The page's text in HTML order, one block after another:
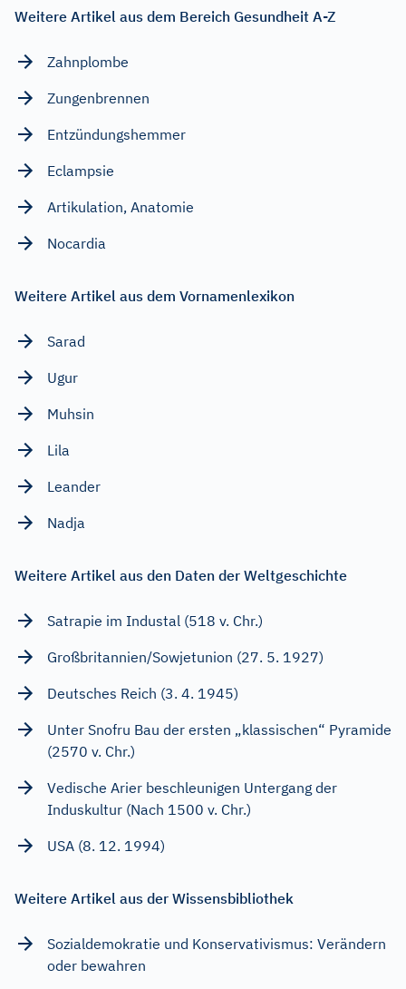
Weitere Artikel aus dem Bereich Gesundheit A-Z
Zahnplombe
Zungenbrennen
Entzündungshemmer
Eclampsie
Artikulation, Anatomie
Nocardia
Weitere Artikel aus dem Vornamenlexikon
Sarad
Ugur
Muhsin
Lila
Leander
Nadja
Weitere Artikel aus den Daten der Weltgeschichte
Satrapie im Industal (518 v. Chr.)
Großbritannien/Sowjetunion (27. 5. 1927)
Deutsches Reich (3. 4. 1945)
Unter Snofru Bau der ersten „klassischen“ Pyramide
(2570 v. Chr.)
Vedische Arier beschleunigen Untergang der
Induskultur (Nach 1500 v. Chr.)
USA (8. 12. 1994)
Weitere Artikel aus der Wissensbibliothek
Sozialdemokratie und Konservativismus: Verändern
oder bewahren